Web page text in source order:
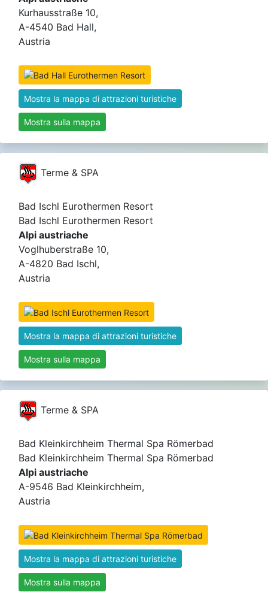
Kurhausstraße 10,
A-4540 Bad Hall,
Austria
Mostra la mappa di attrazioni turistiche
Mostra sulla mappa
Terme & SPA
Bad Ischl Eurothermen Resort
Bad Ischl Eurothermen Resort
Alpi austriache
Voglhuberstraße 10,
A-4820 Bad Ischl,
Austria
Mostra la mappa di attrazioni turistiche
Mostra sulla mappa
Terme & SPA
Bad Kleinkirchheim Thermal Spa Römerbad
Bad Kleinkirchheim Thermal Spa Römerbad
Alpi austriache
A-9546 Bad Kleinkirchheim,
Austria
Mostra la mappa di attrazioni turistiche
Mostra sulla mappa